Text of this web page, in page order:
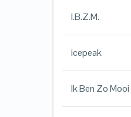
I.B.Z.M.
icepeak
Ik Ben Zo Mooi